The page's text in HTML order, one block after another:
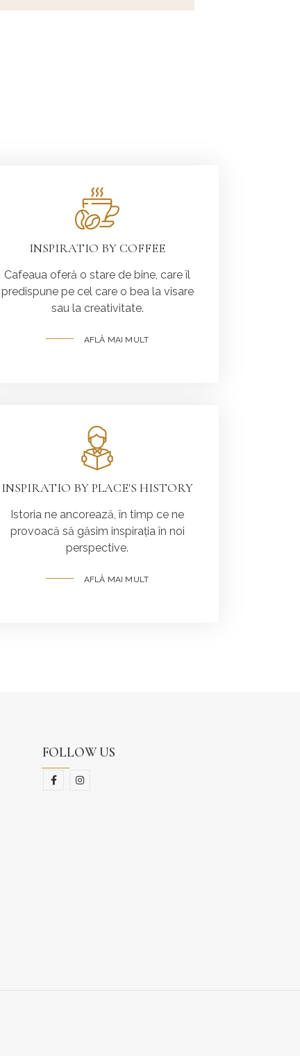
INSPIRATIO BY COFFEE
Cafeaua oferă o stare de bine, care îl
predispune pe cel care o bea la visare
sau la creativitate.
AFLĂ MAI MULT
INSPIRATIO BY PLACE'S HISTORY
Istoria ne ancorează, în timp ce ne
provoacă să găsim inspirația în noi
perspective.
AFLĂ MAI MULT
FOLLOW US